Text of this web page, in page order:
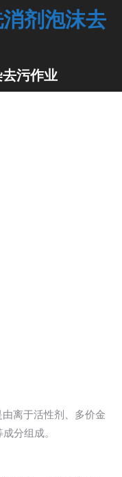
消剂泡沫去
污作业
离于活性剂、多价金
分组成。